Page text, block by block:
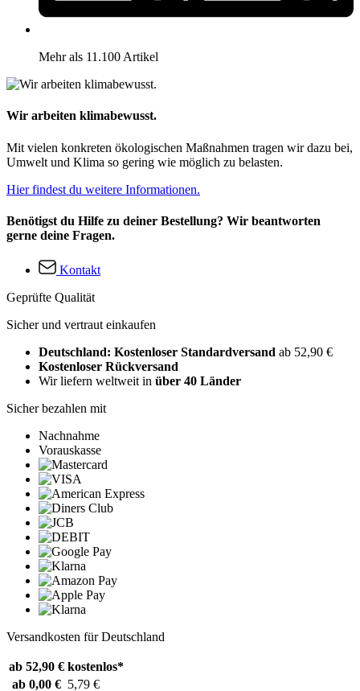
Mehr als 11.100 Artikel
Wir arbeiten klimabewusst.
Mit vielen konkreten ökologischen Maßnahmen tragen wir dazu bei,
Umwelt und Klima so gering wie möglich zu belasten.
Hier findest du weitere Informationen.
Benötigst du Hilfe zu deiner Bestellung? Wir beantworten
gerne deine Fragen.
Kontakt
Geprüfte Qualität
Sicher und vertraut einkaufen
Deutschland: Kostenloser Standardversand ab 52,90 €
Kostenloser Rückversand
Wir liefern weltweit in über 40 Länder
Sicher bezahlen mit
Nachnahme
Vorauskasse
Versandkosten für Deutschland
ab 52,90 € kostenlos*
ab 0,00 € 5,79 €